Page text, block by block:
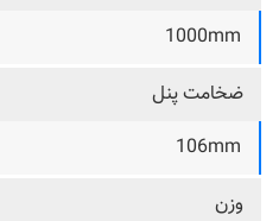
1000mm
ضخامت پنل
106mm
وزن